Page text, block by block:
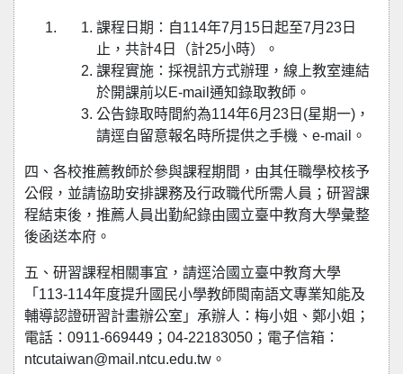
課程日期：自114年7月15日起至7月23日
止，共計4日（計25小時）。
課程實施：採視訊方式辦理，線上教室連結
於開課前以E-mail通知錄取教師。
公告錄取時間約為114年6月23日(星期一)，
請逕自留意報名時所提供之手機、e-mail。
四、各校推薦教師於參與課程期間，由其任職學校核予
公假，並請協助安排課務及行政職代所需人員；研習課
程結束後，推薦人員出勤紀錄由國立臺中教育大學彙整
後函送本府。
五、研習課程相關事宜，請逕洽國立臺中教育大學
「113-114年度提升國民小學教師閩南語文專業知能及
輔導認證研習計畫辦公室」承辦人：梅小姐、鄭小姐；
電話：0911-669449；04-22183050；電子信箱：
ntcutaiwan@mail.ntcu.edu.tw。